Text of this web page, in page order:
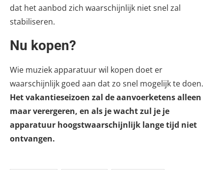
dat het aanbod zich waarschijnlijk niet snel zal
stabiliseren.
Nu kopen?
Wie muziek apparatuur wil kopen doet er
waarschijnlijk goed aan dat zo snel mogelijk te doen.
Het vakantieseizoen zal de aanvoerketens alleen
maar verergeren, en als je wacht zul je je
apparatuur hoogstwaarschijnlijk lange tijd niet
ontvangen.